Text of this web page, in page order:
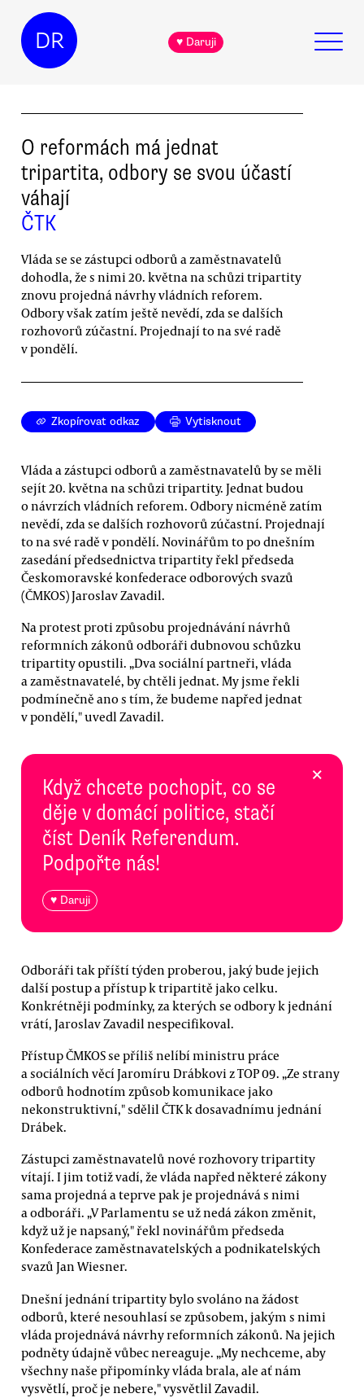
DR ♥ Daruji
O reformách má jednat
tripartita, odbory se svou účastí
váhají
ČTK
Vláda se se zástupci odborů a zaměstnavatelů
dohodla, že s nimi 20. května na schůzi tripartity
znovu projedná návrhy vládních reforem.
Odbory však zatím ještě nevědí, zda se dalších
rozhovorů zúčastní. Projednají to na své radě
v pondělí.
Zkopírovat odkaz Vytisknout
Vláda a zástupci odborů a zaměstnavatelů by se měli
sejít 20. května na schůzi tripartity. Jednat budou
o návrzích vládních reforem. Odbory nicméně zatím
nevědí, zda se dalších rozhovorů zúčastní. Projednají
to na své radě v pondělí. Novinářům to po dnešním
zasedání předsednictva tripartity řekl předseda
Českomoravské konfederace odborových svazů
(ČMKOS) Jaroslav Zavadil.
Na protest proti způsobu projednávání návrhů
reformních zákonů odboráři dubnovou schůzku
tripartity opustili. „Dva sociální partneři, vláda
a zaměstnavatelé, by chtěli jednat. My jsme řekli
podmínečně ano s tím, že budeme napřed jednat
v pondělí," uvedl Zavadil.
Když chcete pochopit, co se
děje v domácí politice, stačí
číst Deník Referendum.
Podpořte nás!
♥ Daruji
×
Odboráři tak příští týden proberou, jaký bude jejich
další postup a přístup k tripartitě jako celku.
Konkrétněji podmínky, za kterých se odbory k jednání
vrátí, Jaroslav Zavadil nespecifikoval.
Přístup ČMKOS se příliš nelíbí ministru práce
a sociálních věcí Jaromíru Drábkovi z TOP 09. „Ze strany
odborů hodnotím způsob komunikace jako
nekonstruktivní," sdělil ČTK k dosavadnímu jednání
Drábek.
Zástupci zaměstnavatelů nové rozhovory tripartity
vítají. I jim totiž vadí, že vláda napřed některé zákony
sama projedná a teprve pak je projednává s nimi
a odboráři. „V Parlamentu se už nedá zákon změnit,
když už je napsaný," řekl novinářům předseda
Konfederace zaměstnavatelských a podnikatelských
svazů Jan Wiesner.
Dnešní jednání tripartity bylo svoláno na žádost
odborů, které nesouhlasí se způsobem, jakým s nimi
vláda projednává návrhy reformních zákonů. Na jejich
podněty údajně vůbec nereaguje. „My nechceme, aby
všechny naše připomínky vláda brala, ale ať nám
vysvětlí, proč je nebere," vysvětlil Zavadil.